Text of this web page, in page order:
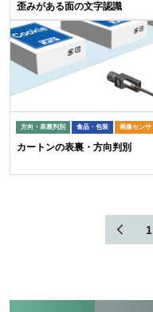
歪みがある面の文字認識
方向・表裏判別 食品・包装 画像センサ
カートンの表裏・方向判別
1